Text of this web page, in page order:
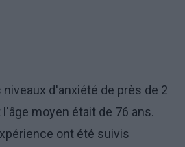
niveaux d'anxiété de près de 2
moyen était de 76 ans.
ont été suivis